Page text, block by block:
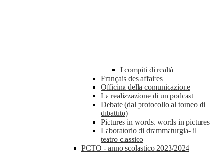
I compiti di realtà
Français des affaires
Officina della comunicazione
La realizzazione di un podcast
Debate (dal protocollo al torneo di
dibattito)
Pictures in words, words in pictures
Laboratorio di drammaturgia- il
teatro classico
PCTO - anno scolastico 2023/2024